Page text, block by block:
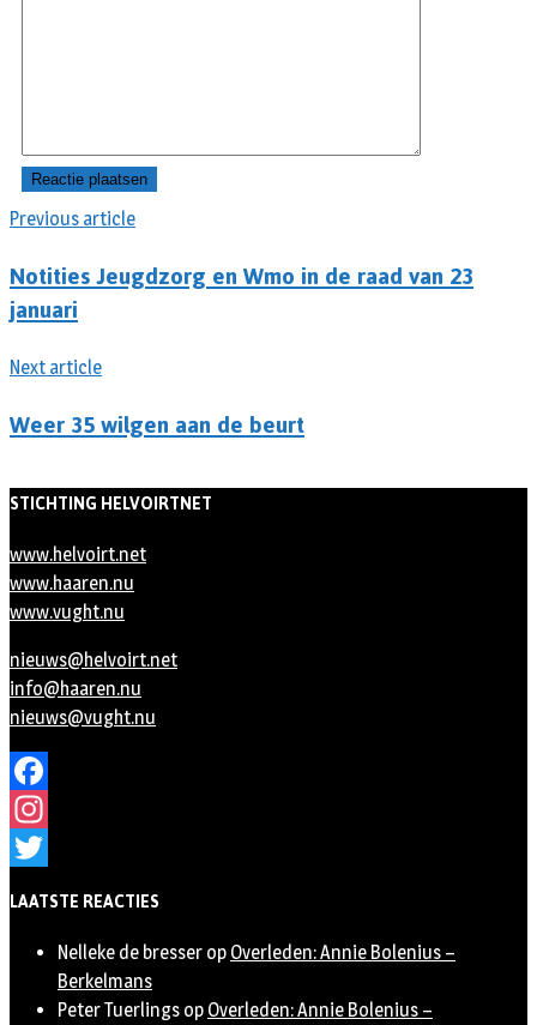
Previous article
Notities Jeugdzorg en Wmo in de raad van 23
januari
Next article
Weer 35 wilgen aan de beurt
STICHTING HELVOIRTNET
www.helvoirt.net
www.haaren.nu
www.vught.nu
nieuws@helvoirt.net
info@haaren.nu
nieuws@vught.nu
Facebook
Instagram
LAATSTE REACTIES
Nelleke de bresser op Overleden: Annie Bolenius –
Berkelmans
Peter Tuerlings op Overleden: Annie Bolenius –